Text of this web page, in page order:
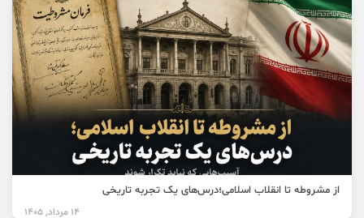
از مشروطه تا انقلاب اسلامی؛درس‌های یک تجربه تاریخی
14 مرداد, 1405